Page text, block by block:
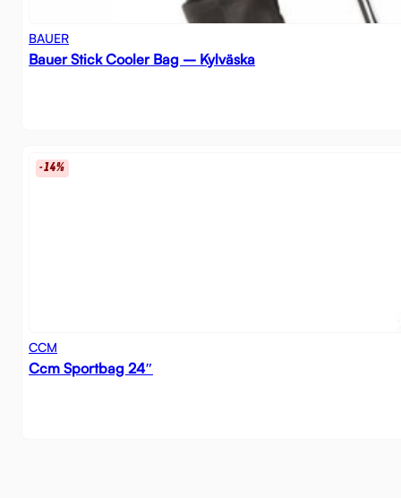
BAUER
Bauer Stick Cooler Bag – Kylväska
-14%
CCM
Ccm Sportbag 24″